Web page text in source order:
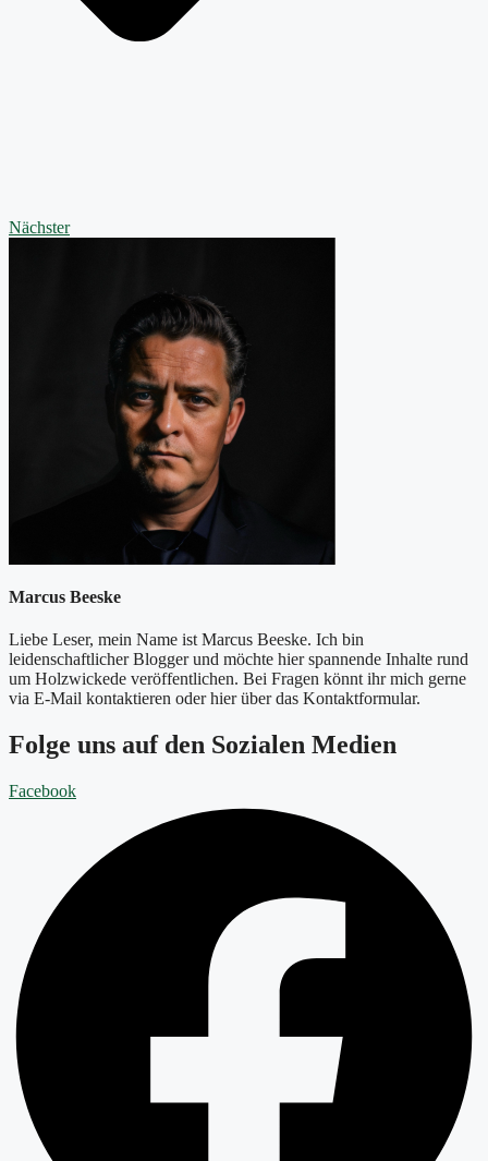
Nächster
Marcus Beeske
Liebe Leser, mein Name ist Marcus Beeske. Ich bin
leidenschaftlicher Blogger und möchte hier spannende Inhalte rund
um Holzwickede veröffentlichen. Bei Fragen könnt ihr mich gerne
via E-Mail kontaktieren oder hier über das Kontaktformular.
Folge uns auf den Sozialen Medien
Facebook